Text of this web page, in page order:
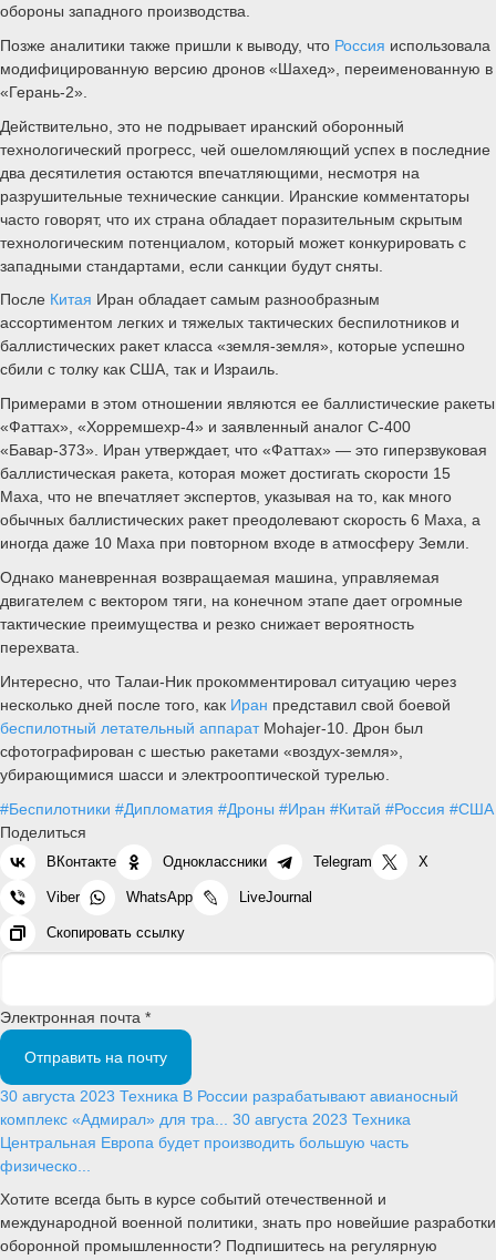
обороны западного производства.
Позже аналитики также пришли к выводу, что Россия использовала
модифицированную версию дронов «Шахед», переименованную в
«Герань-2».
Действительно, это не подрывает иранский оборонный
технологический прогресс, чей ошеломляющий успех в последние
два десятилетия остаются впечатляющими, несмотря на
разрушительные технические санкции. Иранские комментаторы
часто говорят, что их страна обладает поразительным скрытым
технологическим потенциалом, который может конкурировать с
западными стандартами, если санкции будут сняты.
После Китая Иран обладает самым разнообразным
ассортиментом легких и тяжелых тактических беспилотников и
баллистических ракет класса «земля-земля», которые успешно
сбили с толку как США, так и Израиль.
Примерами в этом отношении являются ее баллистические ракеты
«Фаттах», «Хорремшехр-4» и заявленный аналог С-400
«Бавар-373». Иран утверждает, что «Фаттах» — это гиперзвуковая
баллистическая ракета, которая может достигать скорости 15
Маха, что не впечатляет экспертов, указывая на то, как много
обычных баллистических ракет преодолевают скорость 6 Маха, а
иногда даже 10 Маха при повторном входе в атмосферу Земли.
Однако маневренная возвращаемая машина, управляемая
двигателем с вектором тяги, на конечном этапе дает огромные
тактические преимущества и резко снижает вероятность
перехвата.
Интересно, что Талаи-Ник прокомментировал ситуацию через
несколько дней после того, как Иран представил свой боевой
беспилотный летательный аппаратMohajer-10. Дрон был
сфотографирован с шестью ракетами «воздух-земля»,
убирающимися шасси и электрооптической турелью.
#Беспилотники #Дипломатия #Дроны #Иран #Китай #Россия #США
Поделиться
ВКонтакте Одноклассники Telegram X
Viber WhatsApp LiveJournal
Скопировать ссылку
Электронная почта *
Отправить на почту
30 августа 2023 Техника В России разрабатывают авианосный
комплекс «Адмирал» для тра... 30 августа 2023 Техника
Центральная Европа будет производить большую часть
физическо...
Хотите всегда быть в курсе событий отечественной и
международной военной политики, знать про новейшие разработки
оборонной промышленности? Подпишитесь на регулярную